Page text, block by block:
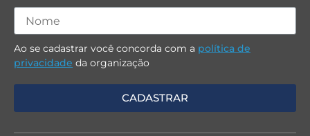
Ao se cadastrar você concorda com a política de
privacidade da organização